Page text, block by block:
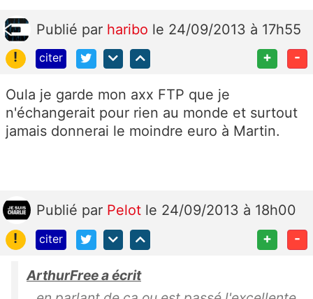
Publié par haribo le 24/09/2013 à 17h55
!
citer + -
Oula je garde mon axx FTP que je
n'échangerait pour rien au monde et surtout
jamais donnerai le moindre euro à Martin.
Publié par Pelot le 24/09/2013 à 18h00
!
citer + -
ArthurFree a écrit